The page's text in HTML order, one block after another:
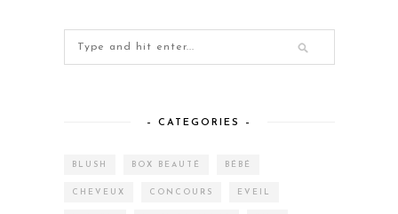
– CATEGORIES –
BLUSH BOX BEAUTÉ BÉBÉ
CHEVEUX CONCOURS EVEIL